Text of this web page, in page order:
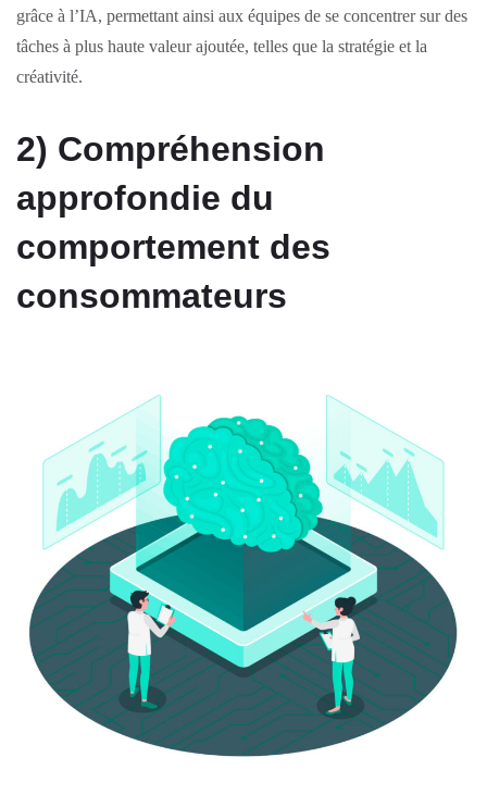
grâce à l’IA, permettant ainsi aux équipes de se concentrer sur des
tâches à plus haute valeur ajoutée, telles que la stratégie et la
créativité.
2) Compréhension
approfondie du
comportement des
consommateurs